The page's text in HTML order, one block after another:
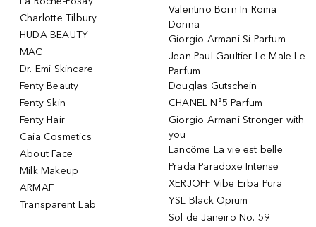
Charlotte Tilbury
HUDA BEAUTY
MAC
Dr. Emi Skincare
Fenty Beauty
Fenty Skin
Fenty Hair
Caia Cosmetics
About Face
Milk Makeup
ARMAF
Transparent Lab
Valentino Born In Roma
Donna
Giorgio Armani Si Parfum
Jean Paul Gaultier Le Male Le
Parfum
Douglas Gutschein
CHANEL N°5 Parfum
Giorgio Armani Stronger with
you
Lancôme La vie est belle
Prada Paradoxe Intense
XERJOFF Vibe Erba Pura
YSL Black Opium
Sol de Janeiro No. 59